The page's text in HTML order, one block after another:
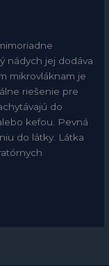
nádych jej dodáva
mikrovláknam je
riešenie pre
do
kefou. Pevná
do látky. Látka